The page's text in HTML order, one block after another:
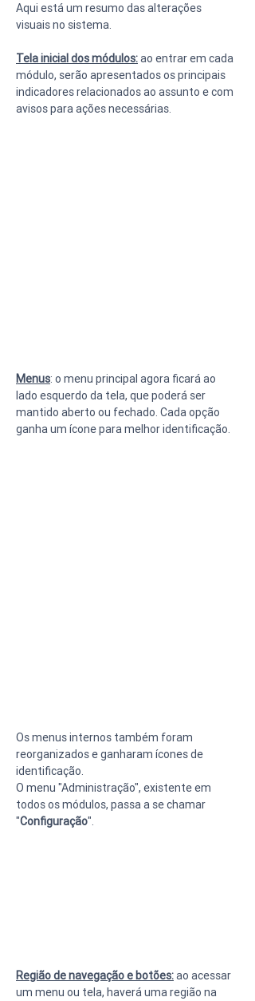
Aqui está um resumo das alterações
visuais no sistema.
Tela inicial dos módulos: ao entrar em cada
módulo, serão apresentados os principais
indicadores relacionados ao assunto e com
avisos para ações necessárias.
Menus: o menu principal agora ficará ao
lado esquerdo da tela, que poderá ser
mantido aberto ou fechado. Cada opção
ganha um ícone para melhor identificação.
Os menus internos também foram
reorganizados e ganharam ícones de
identificação.
O menu "Administração", existente em
todos os módulos, passa a se chamar
"Configuração".
Região de navegação e botões: ao acessar
um menu ou tela, haverá uma região na